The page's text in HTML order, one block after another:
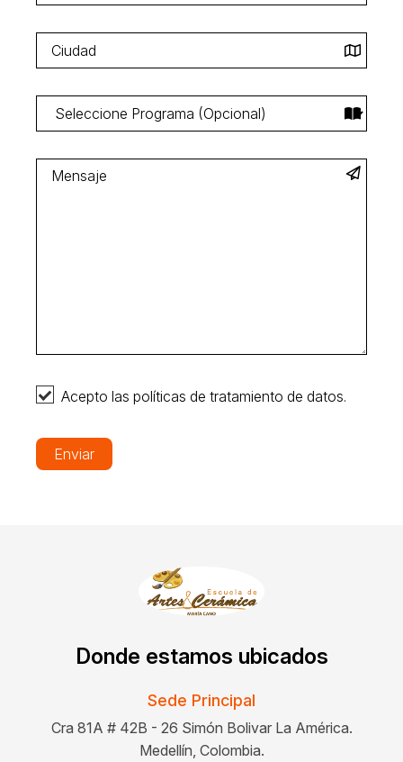
Acepto las políticas de tratamiento de datos.
Enviar
Donde estamos ubicados
Sede Principal
Cra 81A # 42B - 26 Simón Bolivar La América.
Medellín, Colombia.